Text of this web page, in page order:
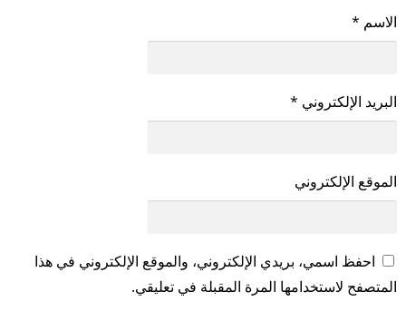
الاسم *
البريد الإلكتروني *
الموقع الإلكتروني
احفظ اسمي، بريدي الإلكتروني، والموقع الإلكتروني في هذا
المتصفح لاستخدامها المرة المقبلة في تعليقي.